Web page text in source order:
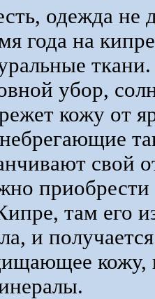
одежда не
года на
убор,
кожу от
свой
приобрести
там его
и
кожу,